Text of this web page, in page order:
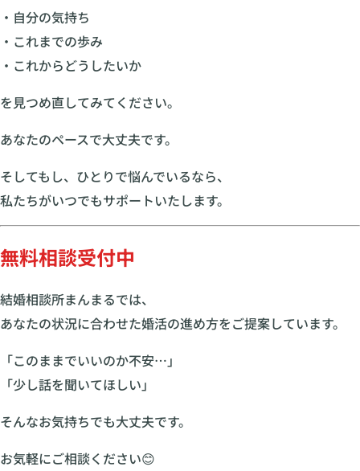
・自分の気持ち
・これまでの歩み
・これからどうしたいか
を見つめ直してみてください。
あなたのペースで大丈夫です。
そしてもし、ひとりで悩んでいるなら、
私たちがいつでもサポートいたします。
無料相談受付中
結婚相談所まんまるでは、
あなたの状況に合わせた婚活の進め方をご提案しています。
「このままでいいのか不安…」
「少し話を聞いてほしい」
そんなお気持ちでも大丈夫です。
お気軽にご相談ください😊